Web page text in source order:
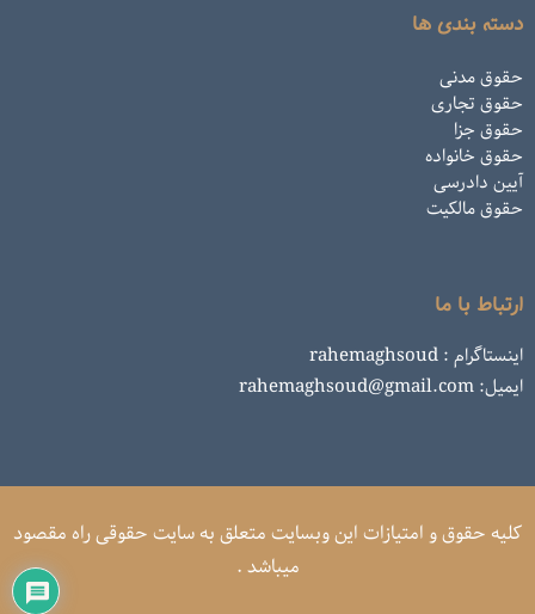
دسته بندی ها
حقوق مدنی
حقوق تجاری
حقوق جزا
حقوق خانواده
آیین دادرسی
حقوق مالکیت
ارتباط با ما
اینستاگرام : rahemaghsoud
ایمیل: rahemaghsoud@gmail.com
کلیه حقوق و امتیازات این وبسایت متعلق به سایت حقوقی راه مقصود
میباشد .